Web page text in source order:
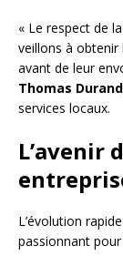
« Le respect de
veillons à
avant de leur
Thomas Durand
services locaux.
L’avenir
L’évolution
passionnant